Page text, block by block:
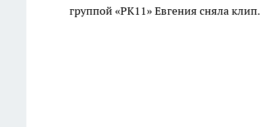
группой «РК11» Евгения сняла клип.